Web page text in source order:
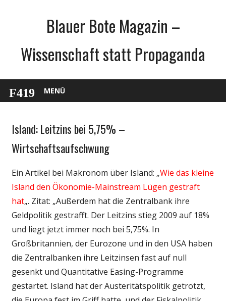
Blauer Bote Magazin –
Wissenschaft statt Propaganda
MENÜ
Gesellschaft
Wirtschaft
Wissenschaft
Island: Leitzins bei 5,75% –
Wirtschaftsaufschwung
Ein Artikel bei Makronom über Island: „Wie das kleine
Island den Ökonomie-Mainstream Lügen gestraft
hat„. Zitat: „Außerdem hat die Zentralbank ihre
Geldpolitik gestrafft. Der Leitzins stieg 2009 auf 18%
und liegt jetzt immer noch bei 5,75%. In
Großbritannien, der Eurozone und in den USA haben
die Zentralbanken ihre Leitzinsen fast auf null
gesenkt und Quantitative Easing-Programme
gestartet. Island hat der Austeritätspolitik getrotzt,